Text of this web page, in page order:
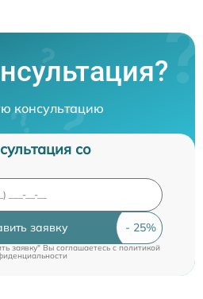
консультацию
со
заявку
заявку" Вы соглашаетесь cполитикой